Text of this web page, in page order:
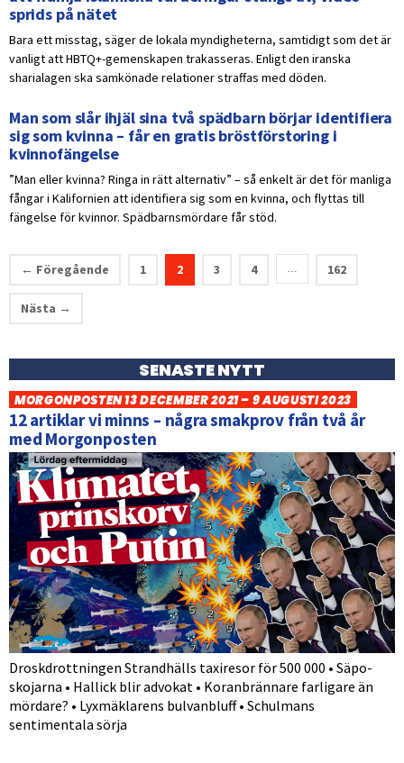
sprids på nätet
Bara ett misstag, säger de lokala myndigheterna, samtidigt som det är
vanligt att HBTQ+-gemenskapen trakasseras. Enligt den iranska
sharialagen ska samkönade relationer straffas med döden.
Man som slår ihjäl sina två spädbarn börjar identifiera
sig som kvinna – får en gratis bröstförstoring i
kvinnofängelse
”Man eller kvinna? Ringa in rätt alternativ” – så enkelt är det för manliga
fångar i Kalifornien att identifiera sig som en kvinna, och flyttas till
fängelse för kvinnor. Spädbarnsmördare får stöd.
← Föregående 1 2 3 4 … 162
Nästa →
SENASTE NYTT
MORGONPOSTEN 13 DECEMBER 2021 – 9 AUGUSTI 2023
12 artiklar vi minns – några smakprov från två år
med Morgonposten
Droskdrottningen Strandhälls taxiresor för 500 000 • Säpo-
skojarna • Hallick blir advokat • Koranbrännare farligare än
mördare? • Lyxmäklarens bulvanbluff • Schulmans
sentimentala sörja